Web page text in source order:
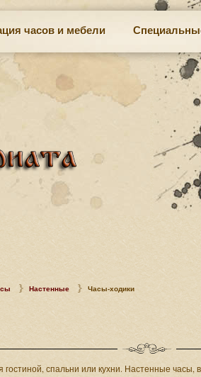
часов и мебели
Настенные Часы-ходики
спальни или кухни. Настенные